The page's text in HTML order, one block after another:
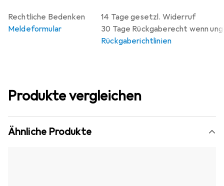
14 Tage gesetzl. Widerruf
30 Tage Rückgaberecht wenn
Rückgaberichtlinien
Rechtliche Bedenken
Meldeformular
Produkte vergleichen
Ähnliche Produkte